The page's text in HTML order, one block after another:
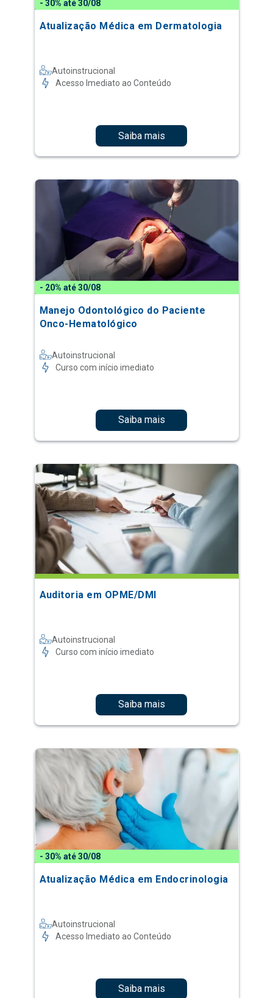
- 30% até 30/08
Atualização Médica em Dermatologia
Autoinstrucional
Acesso Imediato ao Conteúdo
Saiba mais
- 20% até 30/08
Manejo Odontológico do Paciente
Onco-Hematológico
Autoinstrucional
Curso com início imediato
Saiba mais
Auditoria em OPME/DMI
Autoinstrucional
Curso com início imediato
Saiba mais
- 30% até 30/08
Atualização Médica em Endocrinologia
Autoinstrucional
Acesso Imediato ao Conteúdo
Saiba mais